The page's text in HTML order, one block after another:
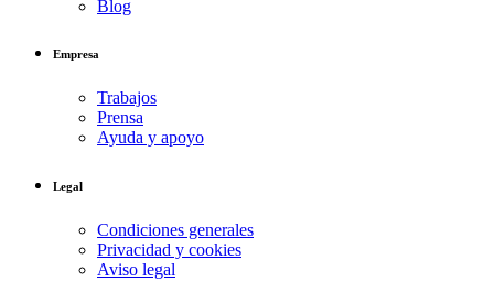
Blog
Empresa
Trabajos
Prensa
Ayuda y apoyo
Legal
Condiciones generales
Privacidad y cookies
Aviso legal